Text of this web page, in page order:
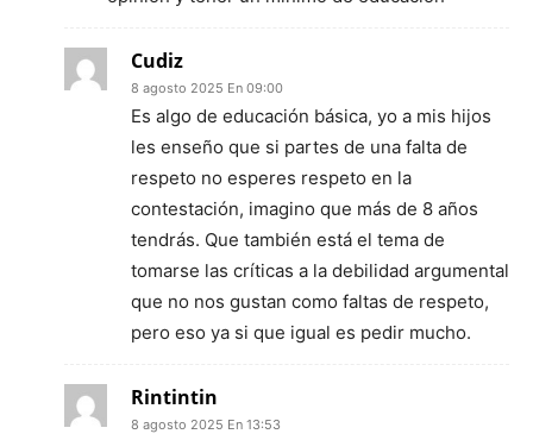
Cudiz
8 agosto 2025 En 09:00
Es algo de educación básica, yo a mis hijos
les enseño que si partes de una falta de
respeto no esperes respeto en la
contestación, imagino que más de 8 años
tendrás. Que también está el tema de
tomarse las críticas a la debilidad argumental
que no nos gustan como faltas de respeto,
pero eso ya si que igual es pedir mucho.
Rintintin
8 agosto 2025 En 13:53